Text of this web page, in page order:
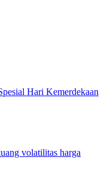
Hari Kemerdekaan
volatilitas harga